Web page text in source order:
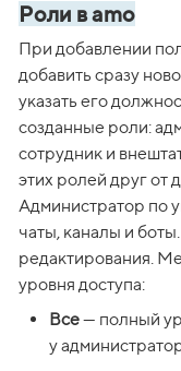
Роли в amо
При добавлении
добавить сразу
указать его
созданные роли:
сотрудник и
этих ролей друг от
Администратор по
чаты, каналы и
редактирования.
уровня доступа:
Все — полный
у